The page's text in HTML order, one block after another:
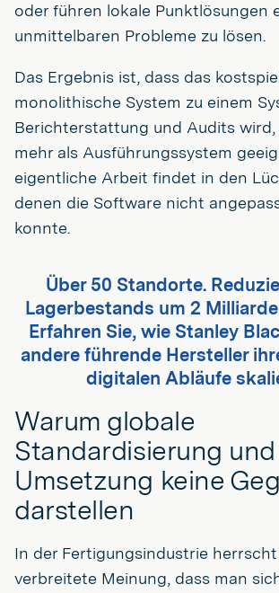
oder führen lokale Punktlösungen
unmittelbaren Probleme zu lösen.
Das Ergebnis ist, dass das
monolithische System zu einem
Berichterstattung und Audits
mehr als Ausführungssystem
eigentliche Arbeit findet in den
denen die Software nicht
konnte.
Über 50 Standorte.
Lagerbestands um 2
Erfahren Sie, wie Stanley
andere führende Hersteller
digitalen Abläufe
Warum globale
Standardisierung
Umsetzung keine
darstellen
In der Fertigungsindustrie
verbreitete Meinung, dass man